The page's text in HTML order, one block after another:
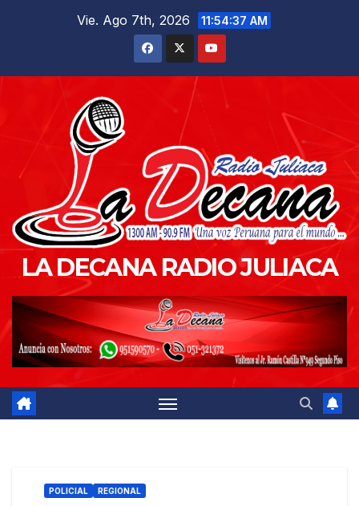
Vie. Ago 7th, 2026 11:54:38 AM
LA DECANA RADIO JULIACA
POLICIAL REGIONAL